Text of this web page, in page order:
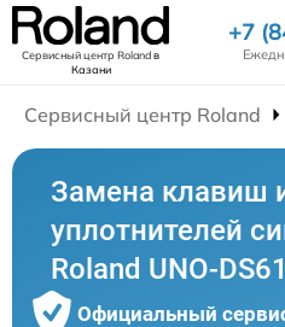
Сервисный центр Rolandв
Казани
+7
Сервисный центр Roland
Замена клавиш
уплотнителей
Roland UNO-DS61
Официальный